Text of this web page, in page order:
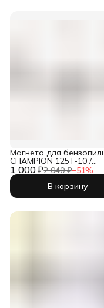
1 000 ₽2 040 ₽−51%
Магнето для
CHAMPION 125T-10 /
YD2500-26110
В корзину